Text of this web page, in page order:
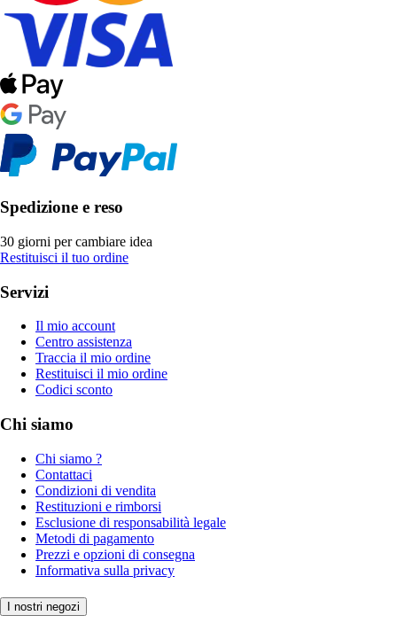
Spedizione e reso
30 giorni per cambiare idea
Restituisci il tuo ordine
Servizi
Il mio account
Centro assistenza
Traccia il mio ordine
Restituisci il mio ordine
Codici sconto
Chi siamo
Chi siamo ?
Contattaci
Condizioni di vendita
Restituzioni e rimborsi
Esclusione di responsabilità legale
Metodi di pagamento
Prezzi e opzioni di consegna
Informativa sulla privacy
I nostri negozi